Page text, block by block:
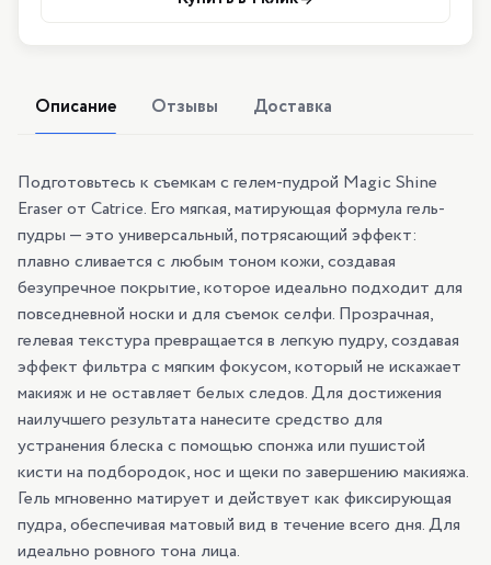
Описание Отзывы Доставка
Подготовьтесь к съемкам с гелем-пудрой Magic Shine
Eraser от Catrice. Его мягкая, матирующая формула гель-
пудры — это универсальный, потрясающий эффект:
плавно сливается с любым тоном кожи, создавая
безупречное покрытие, которое идеально подходит для
повседневной носки и для съемок селфи. Прозрачная,
гелевая текстура превращается в легкую пудру, создавая
эффект фильтра с мягким фокусом, который не искажает
макияж и не оставляет белых следов. Для достижения
наилучшего результата нанесите средство для
устранения блеска с помощью спонжа или пушистой
кисти на подбородок, нос и щеки по завершению макияжа.
Гель мгновенно матирует и действует как фиксирующая
пудра, обеспечивая матовый вид в течение всего дня. Для
идеально ровного тона лица.